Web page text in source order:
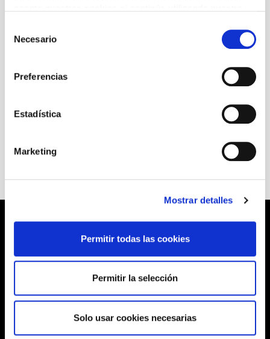
Necesario
Preferencias
Estadística
Marketing
Mostrar detalles
Permitir todas las cookies
Permitir la selección
Solo usar cookies necesarias